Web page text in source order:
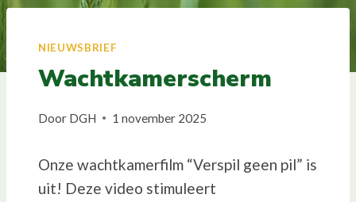
NIEUWSBRIEF
Wachtkamerscherm
Door DGH 1 november 2025
Onze wachtkamerfilm “Verspil geen pil” is
uit! Deze video stimuleert